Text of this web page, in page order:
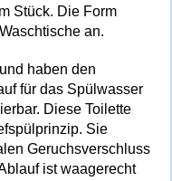
Stück. Die Form
an.
haben den
für das Spülwasser
Diese Toilette
Sie
Geruchsverschluss
ist waagerecht